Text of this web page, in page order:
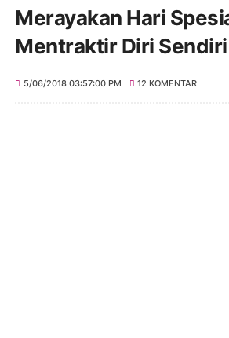
Merayakan Hari
Mentraktir Diri Sendiri
5/06/2018 03:57:00 PM 12 KOMENTAR